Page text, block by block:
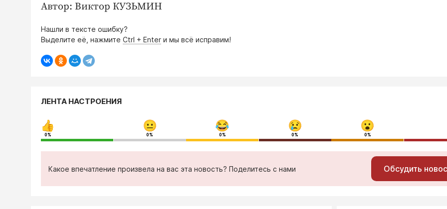
Автор: Виктор КУЗЬМИН
Нашли в тексте ошибку?
Выделите её, нажмите Ctrl + Enter и мы всё исправим!
ЛЕНТА НАСТРОЕНИЯ
0% 0% 0% 0% 0%
Какое впечатление произвела на вас эта новость? Поделитесь с нами Обсудить